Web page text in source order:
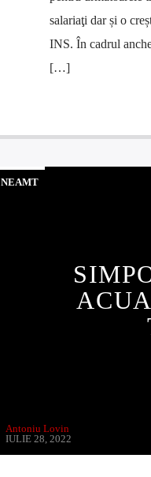
salariaţi dar și o
INS. În cadrul
[…]
NEAMT
Antoniu Lovin
IULIE 28, 2022